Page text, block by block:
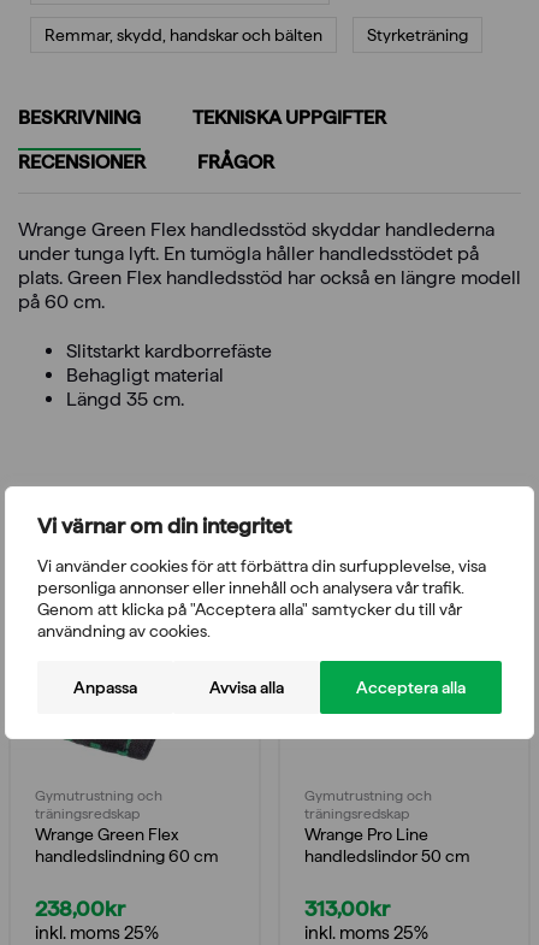
Vi värnar om din integritet
Vi använder cookies för att förbättra din surfupplevelse, visa
personliga annonser eller innehåll och analysera vår trafik.
Genom att klicka på "Acceptera alla" samtycker du till vår
användning av cookies.
Anpassa Avvisa alla Acceptera alla
Remmar, skydd, handskar och bälten Styrketräning
BESKRIVNING
TEKNISKA UPPGIFTER
RECENSIONER
FRÅGOR
Wrange Green Flex handledsstöd skyddar handlederna
under tunga lyft. En tumögla håller handledsstödet på
plats. Green Flex handledsstöd har också en längre modell
på 60 cm.
Slitstarkt kardborrefäste
Behagligt material
Längd 35 cm.
Du kanske också gillar
Gymutrustning och
träningsredskap
Wrange Green Flex
handledslindning 60 cm
238,00kr
inkl. moms 25%
Gymutrustning och
träningsredskap
Wrange Pro Line
handledslindor 50 cm
313,00kr
inkl. moms 25%